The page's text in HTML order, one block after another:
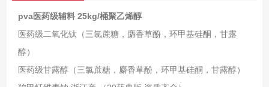
pva医药级辅料 25kg/桶聚乙烯醇
医药级二氧化钛（三氯蔗糖，麝香草酚，环甲基硅酮，甘露
醇）
医药级甘露醇（三氯蔗糖，麝香草酚，环甲基硅酮，甘露醇）